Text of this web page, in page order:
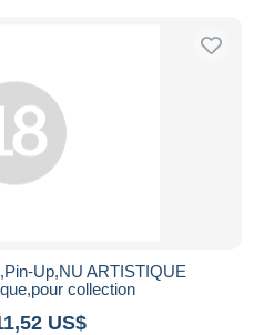
Up,NU ARTISTIQUE
collection
US$